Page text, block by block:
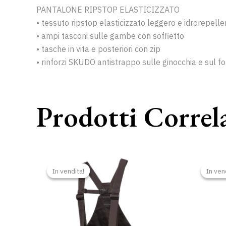
PANTALONE RIPSTOP ELASTICIZZATO
• tessuto ripstop elasticizzato leggero e
• ampi tasconi sulle gambe con soffietto
• tasche in vita e posteriori con zip
• rinforzi SKUDO antistrappo sulle ginocchia e sul
Prodotti
In vendita!
In vendita!
prezzo
originale
era:
85,00 €.
In
In